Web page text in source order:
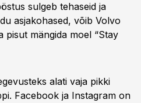
sulgeb tehaseid ja
asjakohased, võib Volvo
pisut mängida moel “Stay
alati vaja pikki
Facebook ja Instagram on